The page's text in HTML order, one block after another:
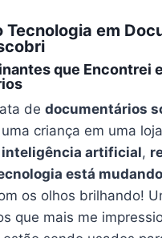
Tecnologia em
que Encontrei
dedocumentários
criança em uma
inteligência artificial,
está
os olhos brilhando!
que mais me